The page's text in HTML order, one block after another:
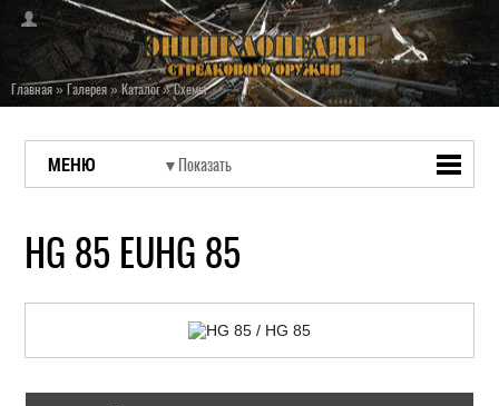
Главная»Галерея»Каталог»Схемы
МЕНЮ
HG 85 EUHG 85